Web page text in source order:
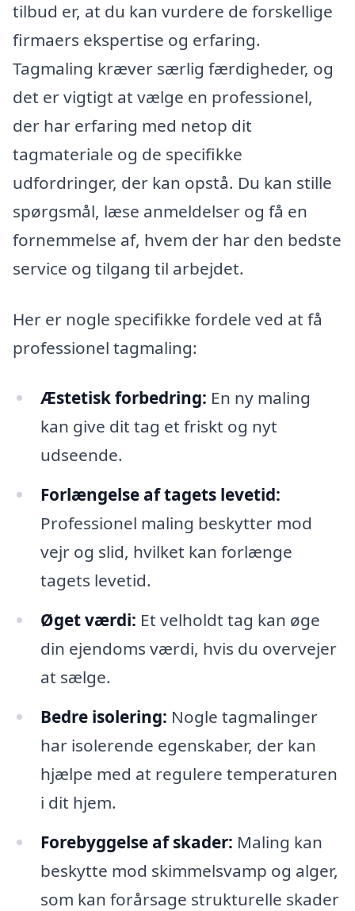
tilbud er, at du kan vurdere de forskellige
firmaers ekspertise og erfaring.
Tagmaling kræver særlig færdigheder, og
det er vigtigt at vælge en professionel,
der har erfaring med netop dit
tagmateriale og de specifikke
udfordringer, der kan opstå. Du kan stille
spørgsmål, læse anmeldelser og få en
fornemmelse af, hvem der har den bedste
service og tilgang til arbejdet.
Her er nogle specifikke fordele ved at få
professionel tagmaling:
Æstetisk forbedring: En ny maling
kan give dit tag et friskt og nyt
udseende.
Forlængelse af tagets levetid:
Professionel maling beskytter mod
vejr og slid, hvilket kan forlænge
tagets levetid.
Øget værdi: Et velholdt tag kan øge
din ejendoms værdi, hvis du overvejer
at sælge.
Bedre isolering: Nogle tagmalinger
har isolerende egenskaber, der kan
hjælpe med at regulere temperaturen
i dit hjem.
Forebyggelse af skader: Maling kan
beskytte mod skimmelsvamp og alger,
som kan forårsage strukturelle skader